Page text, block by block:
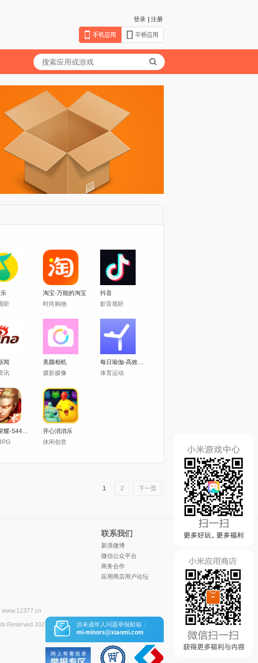
注册
登录
听
淘宝-万能的淘宝
时尚购物
抖音
影音视听
闻
讯
美颜相机
摄影摄像
每日瑜伽-高效燃脂
体育运动
王者荣耀-S44赛季不拘命格
开心消消乐
休闲创意
1 2 下一页
联系我们
新浪微博
微信公众平台
商务合作
应用商店用户论坛
www.12377.cn
Reserved 2026
涉未成年人问题举报邮箱：
mi-minors@xiaomi.com